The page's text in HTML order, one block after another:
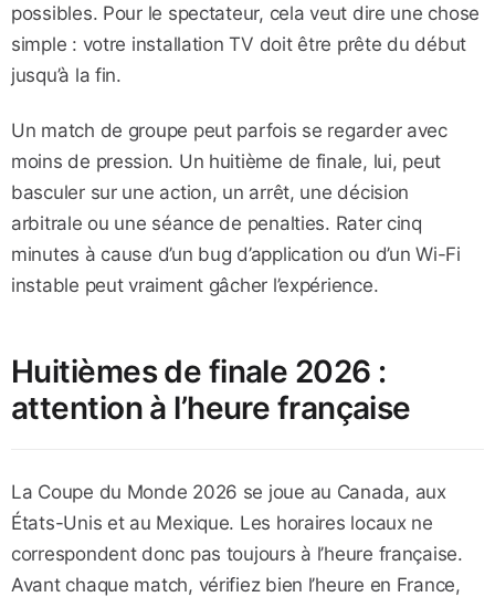
possibles. Pour le spectateur, cela veut dire une chose
simple : votre installation TV doit être prête du début
jusqu’à la fin.
Un match de groupe peut parfois se regarder avec
moins de pression. Un huitième de finale, lui, peut
basculer sur une action, un arrêt, une décision
arbitrale ou une séance de penalties. Rater cinq
minutes à cause d’un bug d’application ou d’un Wi-Fi
instable peut vraiment gâcher l’expérience.
Huitièmes de finale 2026 :
attention à l’heure française
La Coupe du Monde 2026 se joue au Canada, aux
États-Unis et au Mexique. Les horaires locaux ne
correspondent donc pas toujours à l’heure française.
Avant chaque match, vérifiez bien l’heure en France,